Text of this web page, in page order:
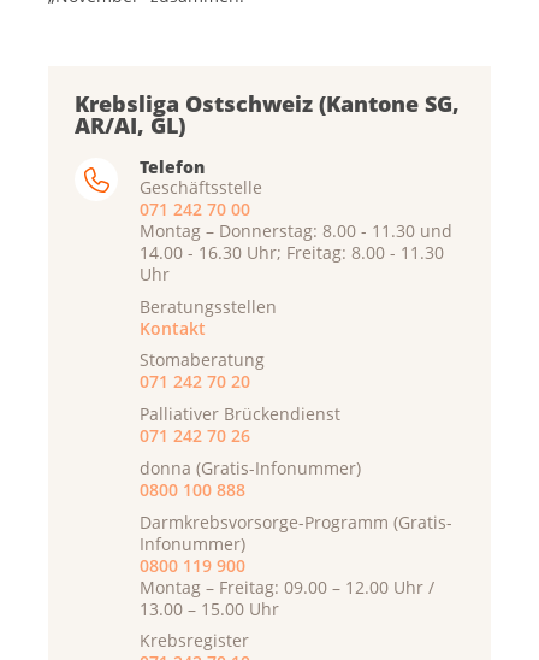
Krebsliga Ostschweiz (Kantone SG,
AR/AI, GL)
Telefon
Geschäftsstelle
071 242 70 00
Montag – Donnerstag: 8.00 - 11.30 und
14.00 - 16.30 Uhr; Freitag: 8.00 - 11.30
Uhr
Beratungsstellen
Kontakt
Stomaberatung
071 242 70 20
Palliativer Brückendienst
071 242 70 26
donna (Gratis-Infonummer)
0800 100 888
Darmkrebsvorsorge-Programm (Gratis-
Infonummer)
0800 119 900
Montag – Freitag: 09.00 – 12.00 Uhr /
13.00 – 15.00 Uhr
Krebsregister